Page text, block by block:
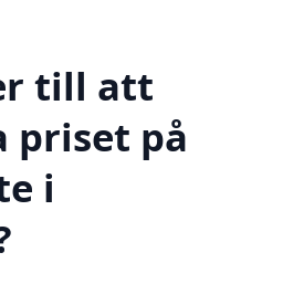
till att
priset på
i